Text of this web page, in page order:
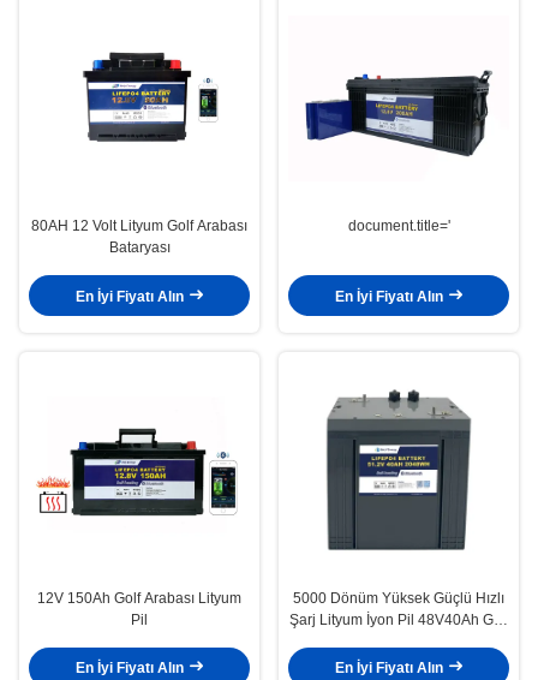
80AH 12 Volt Lityum Golf Arabası
Bataryası
En İyi Fiyatı Alın
document.title='
En İyi Fiyatı Alın
12V 150Ah Golf Arabası Lityum
Pil
En İyi Fiyatı Alın
5000 Dönüm Yüksek Güçlü Hızlı
Şarj Lityum İyon Pil 48V40Ah Golf
En İyi Fiyatı Alın